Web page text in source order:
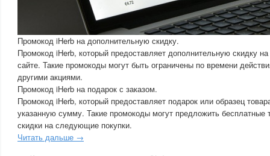
Промокод iHerb на дополнительную скидку.
Промокод iHerb, который предоставляет дополнительную скидку
сайте. Такие промокоды могут быть ограничены по времени
другими акциями.
Промокод iHerb на подарок с заказом.
Промокод iHerb, который предоставляет подарок или образец
указанную сумму. Такие промокоды могут предложить бесплатные
скидки на следующие покупки.
Читать дальше →